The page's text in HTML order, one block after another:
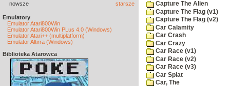
nowsze starsze
Emulatory
Emulator Atari800Win
Emulator Atari800Win PLus 4.0 (Windows)
Emulator Atari++ (multiplatform)
Emulator Altirra (Windows)
Biblioteka Atarowca
Capture The Alien
Capture The Flag (v1)
Capture The Flag (v2)
Car Calamity
Car Crash
Car Crazy
Car Race (v1)
Car Race (v2)
Car Race (v3)
Car Splat
Car, The